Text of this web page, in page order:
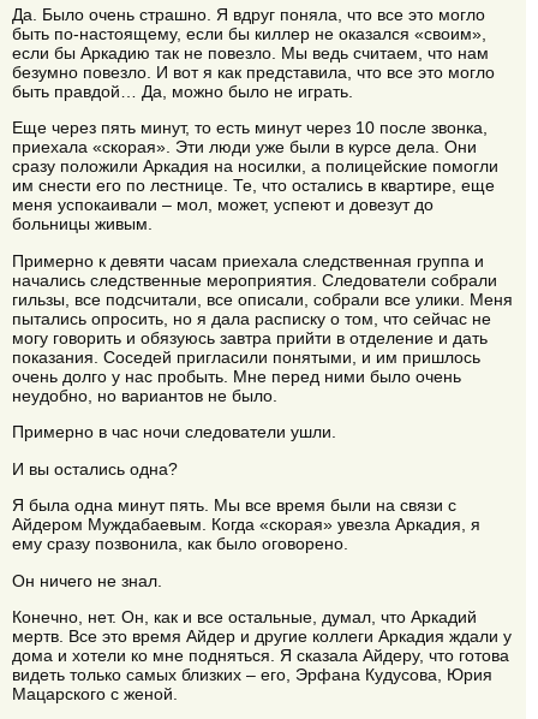
Да. Было очень страшно. Я вдруг поняла, что все это могло
быть по-настоящему, если бы киллер не оказался «своим»,
если бы Аркадию так не повезло. Мы ведь считаем, что нам
безумно повезло. И вот я как представила, что все это могло
быть правдой… Да, можно было не играть.
Еще через пять минут, то есть минут через 10 после звонка,
приехала «скорая». Эти люди уже были в курсе дела. Они
сразу положили Аркадия на носилки, а полицейские помогли
им снести его по лестнице. Те, что остались в квартире, еще
меня успокаивали – мол, может, успеют и довезут до
больницы живым.
Примерно к девяти часам приехала следственная группа и
начались следственные мероприятия. Следователи собрали
гильзы, все подсчитали, все описали, собрали все улики. Меня
пытались опросить, но я дала расписку о том, что сейчас не
могу говорить и обязуюсь завтра прийти в отделение и дать
показания. Соседей пригласили понятыми, и им пришлось
очень долго у нас пробыть. Мне перед ними было очень
неудобно, но вариантов не было.
Примерно в час ночи следователи ушли.
И вы остались одна?
Я была одна минут пять. Мы все время были на связи с
Айдером Муждабаевым. Когда «скорая» увезла Аркадия, я
ему сразу позвонила, как было оговорено.
Он ничего не знал.
Конечно, нет. Он, как и все остальные, думал, что Аркадий
мертв. Все это время Айдер и другие коллеги Аркадия ждали у
дома и хотели ко мне подняться. Я сказала Айдеру, что готова
видеть только самых близких – его, Эрфана Кудусова, Юрия
Мацарского с женой.